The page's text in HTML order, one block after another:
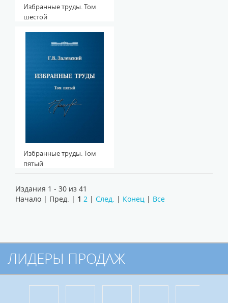
Избранные труды. Том
шестой
Избранные труды. Том
пятый
Издания 1 - 30 из 41
Начало | Пред. | 1 2 След. Конец Все
ЛИДЕРЫ ПРОДАЖ